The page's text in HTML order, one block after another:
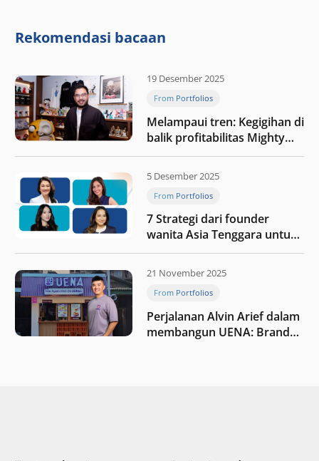
nilai melalui kedisiplinan”
Rekomendasi bacaan
19 Desember 2025
From Portfolios
Melampaui tren: Kegigihan di
balik profitabilitas Mighty
Jaxx
5 Desember 2025
From Portfolios
7 Strategi dari founder
wanita Asia Tenggara untuk
tetap relevan di tengah
perubahan dunia
perdagangan
21 November 2025
From Portfolios
Perjalanan Alvin Arief dalam
membangun UENA : Brand